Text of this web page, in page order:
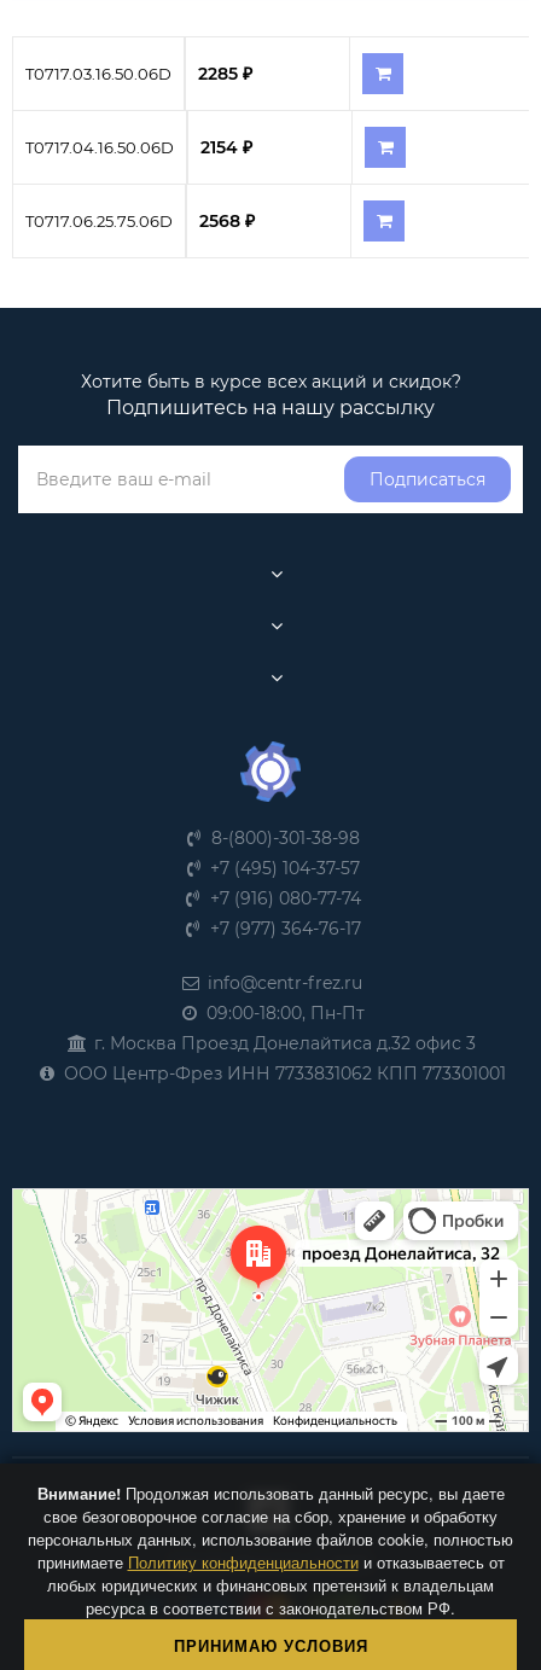
T0717.03.16.50.06D 2285 ₽
T0717.04.16.50.06D 2154 ₽
T0717.06.25.75.06D 2568 ₽
Хотите быть в курсе всех акций и скидок?
Подпишитесь на нашу рассылку
Подписаться
8-(800)-301-38-98
+7 (495) 104-37-57
+7 (916) 080-77-74
+7 (977) 364-76-17
info@centr-frez.ru
09:00-18:00, Пн-Пт
г. Москва Проезд Донелайтиса д.32 офис 3
ООО Центр-Фрез ИНН 7733831062 КПП 773301001
Центр-Фрез.ру © 2026
Внимание!Продолжая использовать данный ресурс, вы даете
свое безоговорочное согласие на сбор, хранение и обработку
персональных данных, использование файлов cookie, полностью
принимаете Политику конфиденциальностии отказываетесь от
любых юридических и финансовых претензий к владельцам
ресурса в соответствии с законодательством РФ.
ПРИНИМАЮ УСЛОВИЯ